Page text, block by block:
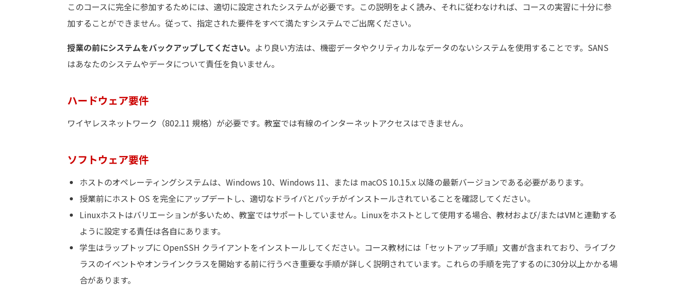
このコースに完全に参加するためには、適切に設定されたシステムが必要です。この説明をよく読み、それに従わなければ、コースの実習に十分に参
加することができません。従って、指定された要件をすべて満たすシステムでご出席ください。
授業の前にシステムをバックアップしてください。 より良い方法は、機密データやクリティカルなデータのないシステムを使用することです。SANS
はあなたのシステムやデータについて責任を負いません。
ハードウェア要件
ワイヤレスネットワーク（802.11 規格）が必要です。教室では有線のインターネットアクセスはできません。
ソフトウェア要件
ホストのオペレーティングシステムは、Windows 10、Windows 11、または macOS 10.15.x 以降の最新バージョンである必要があります。
授業前にホスト OS を完全にアップデートし、適切なドライバとパッチがインストールされていることを確認してください。
Linuxホストはバリエーションが多いため、教室ではサポートしていません。Linuxをホストとして使用する場合、教材および/またはVMと連動する
ように設定する責任は各自にあります。
学生はラップトップに OpenSSH クライアントをインストールしてください。コース教材には「セットアップ手順」文書が含まれており、ライブク
ラスのイベントやオンラインクラスを開始する前に行うべき重要な手順が詳しく説明されています。これらの手順を完了するのに30分以上かかる場
合があります。